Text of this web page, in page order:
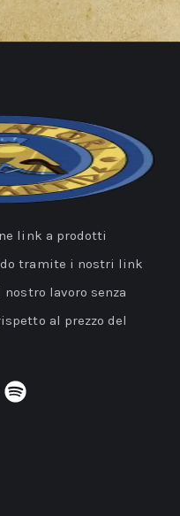
link a prodotti
tramite i nostri link
lavoro senza
al prezzo del